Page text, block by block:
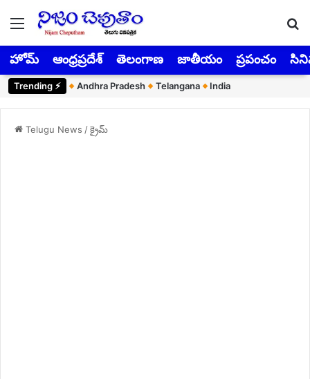
Menu
హోమ్ ఆంధ్రప్రదేశ్ తెలంగాణ జాతీయం ప్రపంచం
Trending ⚡︎ Andhra Pradesh Telangana India
Telugu News /క్రైమ్